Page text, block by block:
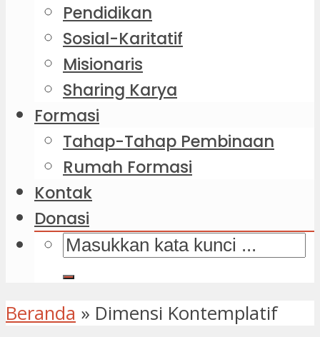
Pendidikan
Sosial-Karitatif
Misionaris
Sharing Karya
Formasi
Tahap-Tahap Pembinaan
Rumah Formasi
Kontak
Donasi
Beranda » Dimensi Kontemplatif